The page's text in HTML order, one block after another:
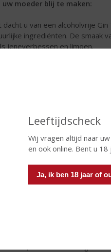
Leeftijdscheck
Wij vragen altijd naar
en ook online. Bent u
Ja, ik ben 18 jaar of
uw moeder blij te maken:
dacht u van een alcoholvrije Gin
ingrediënten. De smaak
jeneverbessen en limoen.
geopend is de geur van
kleur demonstreert zich
smaak is fris en tintelend
combinatie van
met een
een verfijnde kruidigheid en
smaak met een lichte bubbel